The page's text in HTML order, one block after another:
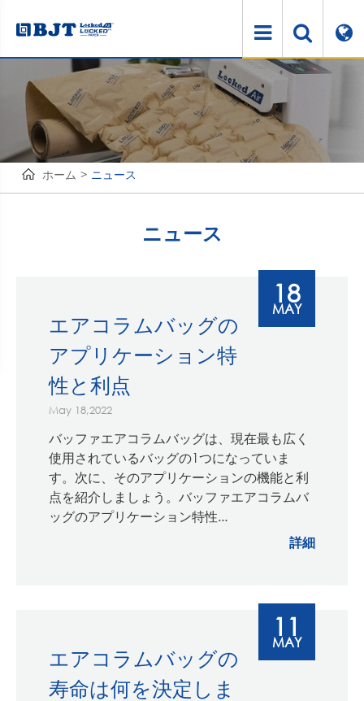
ホーム ニュース
ニュース
エアコラムバッグの
アプリケーション特
性と利点
May 18,2022
バッファエアコラムバッグは、現在最も広く
使用されているバッグの1つになっていま
す。次に、そのアプリケーションの機能と利
点を紹介しましょう。バッファエアコラムバ
ッグのアプリケーション特性...
詳細
18
MAY
エアコラムバッグの
寿命は何を決定しま
11
MAY